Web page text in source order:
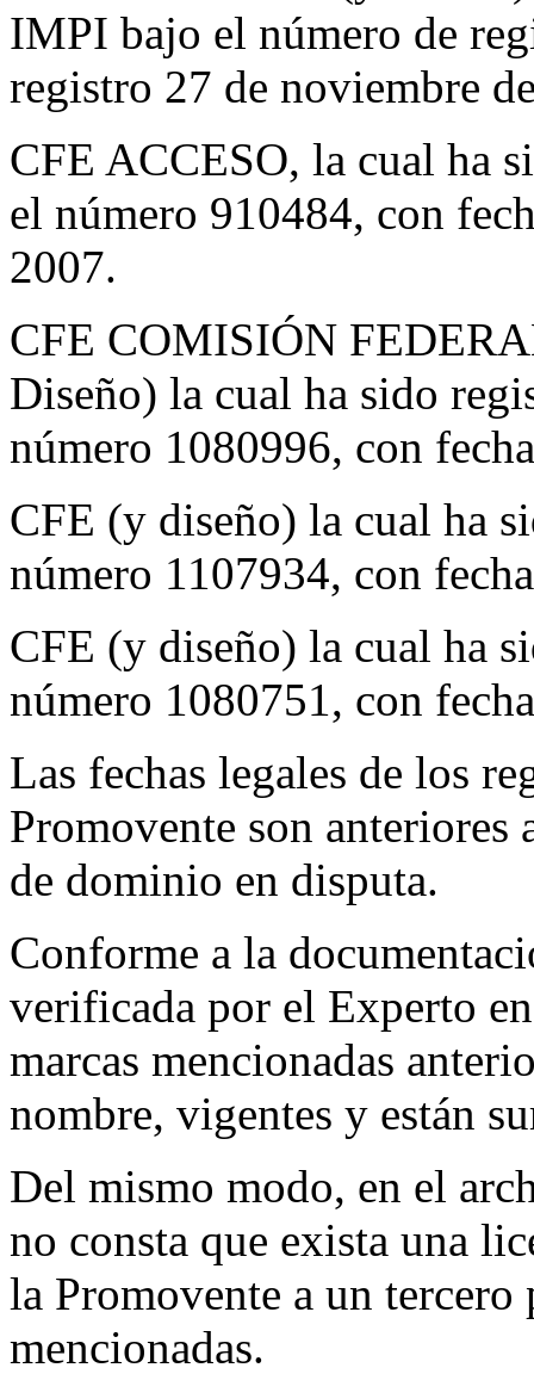
IMPI bajo el número de
registro 27 de noviembre
CFE ACCESO, la cual ha
el número 910484, con
2007.
CFE COMISIÓN
Diseño) la cual ha sido
número 1080996, con
CFE (y diseño) la cual ha
número 1107934, con
CFE (y diseño) la cual ha
número 1080751, con
Las fechas legales de los
Promovente son anteriores
de dominio en disputa.
Conforme a la
verificada por el Experto
marcas mencionadas
nombre, vigentes y están
Del mismo modo, en el
no consta que exista una
la Promovente a un tercero
mencionadas.